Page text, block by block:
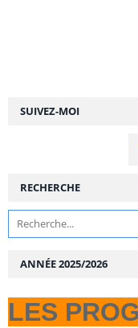
SUIVEZ-MOI
RECHERCHE
ANNÉE 2025/2026
LES